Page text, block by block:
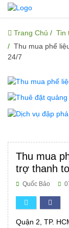
Trang Chủ Tin
Thu mua phế
24/7
Thu mua
trợ thanh
Quốc Bảo
Quận 2, TP.